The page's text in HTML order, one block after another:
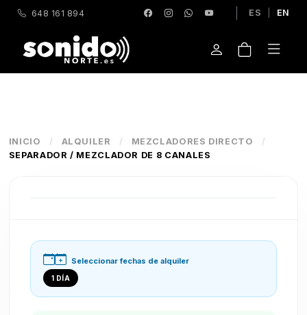
648 161 894 ES EN
INICIO / ALQUILER / MEZCLADORES DIRECTO
/
SEPARADOR / MEZCLADOR DE 8 CANALES
Seleccionar fechas de alquiler
1 DÍA